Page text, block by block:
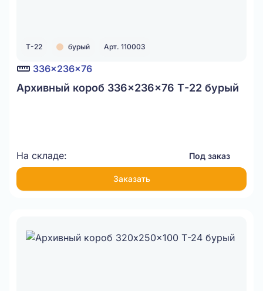
Т-22 бурый Арт. 110003
336x236x76
Архивный короб 336x236x76 Т-22 бурый
На складе: Под заказ
Заказать